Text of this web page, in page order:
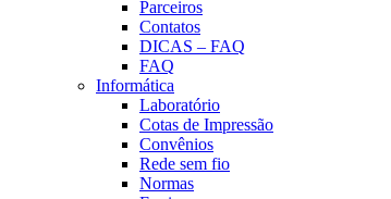
Parceiros
Contatos
DICAS – FAQ
FAQ
Informática
Laboratório
Cotas de Impressão
Convênios
Rede sem fio
Normas